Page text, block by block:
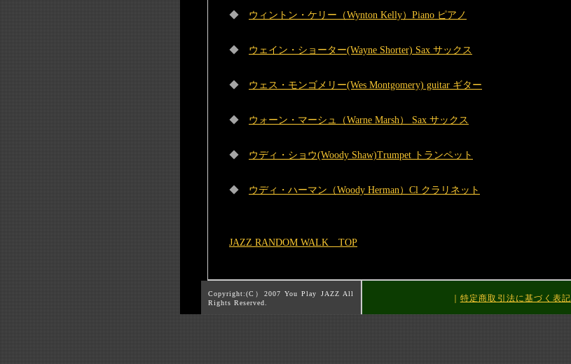
◆ ウィントン・ケリー（Wynton Kelly）Piano ピアノ
◆ ウェイン・ショーター(Wayne Shorter) Sax サックス
◆ ウェス・モンゴメリー(Wes Montgomery) guitar ギター
◆ ウォーン・マーシュ（Warne Marsh） Sax サックス
◆ ウディ・ショウ(Woody Shaw)Trumpet トランペット
◆ ウディ・ハーマン（Woody Herman）Cl クラリネット
JAZZ RANDOM WALK TOP
Copyright:(C）2007 You Play JAZZ All
Rights Reserved.
特定商取引法に基づく表記